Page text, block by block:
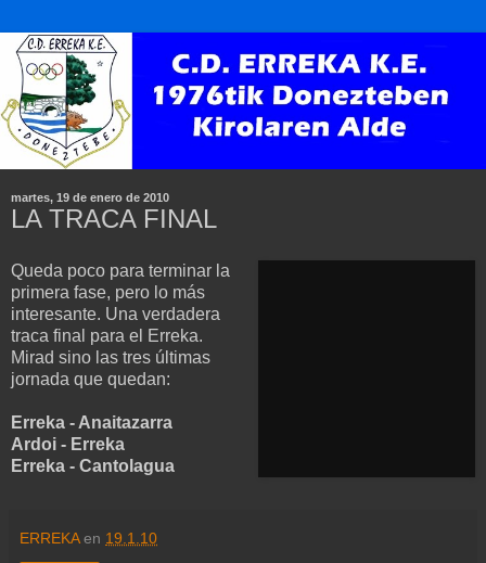
martes, 19 de enero de 2010
LA TRACA FINAL
Queda poco para terminar la
primera fase, pero lo más
interesante. Una verdadera
traca final para el Erreka.
Mirad sino las tres últimas
jornada que quedan:
Erreka - Anaitazarra
Ardoi - Erreka
Erreka - Cantolagua
ERREKA en 19.1.10